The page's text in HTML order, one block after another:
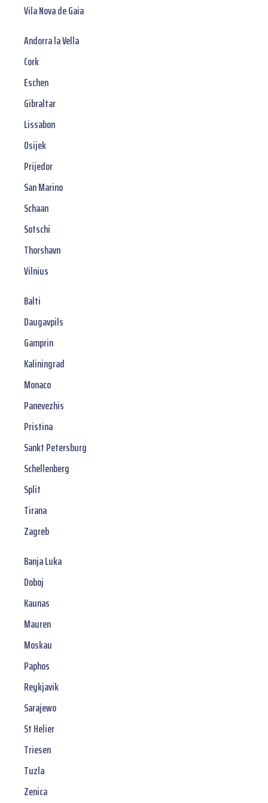
Vila Nova de Gaia
Andorra la Vella
Cork
Eschen
Gibraltar
Lissabon
Osijek
Prijedor
San Marino
Schaan
Sotschi
Thorshavn
Vilnius
Balti
Daugavpils
Gamprin
Kaliningrad
Monaco
Panevezhis
Pristina
Sankt Petersburg
Schellenberg
Split
Tirana
Zagreb
Banja Luka
Doboj
Kaunas
Mauren
Moskau
Paphos
Reykjavik
Sarajewo
St Helier
Triesen
Tuzla
Zenica